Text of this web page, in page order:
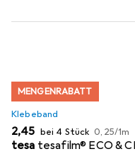
MENGENRABATT
Klebeband
EUR
2,45 bei 4 Stück EUR
0,25/1m
tesa tesafilm® ECO &